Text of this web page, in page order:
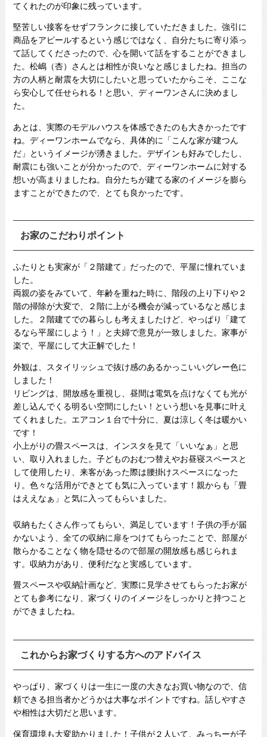
てくれたのが印象に残っています。
堅苦しい接客をせずフランクに接していただきました。強引に
商品をアピールするという感じではなく、自分たちに寄り添っ
て話してくださったので、心を開いて話をすることができまし
た。松嶋（杏）さんとは相性が良いなと感じましたね。担当の
方の人柄と耐震を大切にしたいと思っていたからこそ、ここな
ら安心して任せられる！と思い、ディーワンさんに決めまし
た。
あとは、実際のモデルハウスを体感できたのも大きかったです
ね。ディーワンホームでなら、具体的に「こんな家が建つん
だ」というイメージが湧きました。デザインも好みでしたし、
耐震にも強いことが分かったので、ディーワンホームに対する
想いが高まりましたね。自分たちが建てる家のイメージを膨ら
ますことができたので、とても良かったです。
お家のこだわりポイント
ふたりとも実家が「２階建て」だったので、平屋に憧れていま
した。
両親の姿をみていて、年齢を重ねた時に、階段の上り下りや２
階の掃除が大変で、２階に上がる機会が減っているなと感じま
した。２階建てでの暮らしも考えましたけど、やっぱり「建て
るなら平屋にしよう！」と夫婦で意見が一致しました。家事が
楽で、平屋にして大正解でした！
外観は、スタイリッシュで抜け感のあるかっこいいグレー色に
しました！
リビングは、開放感を重視し、昼間は電気を点けなくても光が
差し込んでくる明るい空間にしたい！という想いを見事に叶え
てくれました。エアコン１台で十分に、夏は涼しく冬は暖かい
です！
小上がりの畳スペースは、インスタを見て「いいなぁ」と思
い、取り入れました。子どものおむつ替えやお昼寝スペースと
して使用したり、来客があった際は腰掛けスペースになった
り。色々な活用ができとても気に入っています！親からも「畳
はええなぁ」と気に入ってもらいました。
収納もたくさん作ってもらい、満足しています！子供の手が届
かないよう、全ての収納に扉をつけてもらったことで、部屋が
散らかることなく物を隠せるので部屋の開放感も感じられま
す。収納力があり、便利だなと実感しています。
畳スペースや収納計画など、実際に見学させてもらったお家が
とても参考になり、家づくりのイメージをしっかりと持つこと
ができましたね。
これからお家づくりする方へのアドバイス
やっぱり、家づくりは一生に一度の大きなお買い物なので、信
頼できる担当者かどうかは大事なポイントですね。話しやすさ
や相性は大切だと思います。
保育環境も大変助かりました！子供が２人いて、みっちーが子